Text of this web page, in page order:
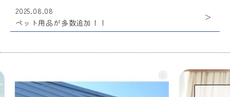
2025.08.08
ペット用品が多数追加！！